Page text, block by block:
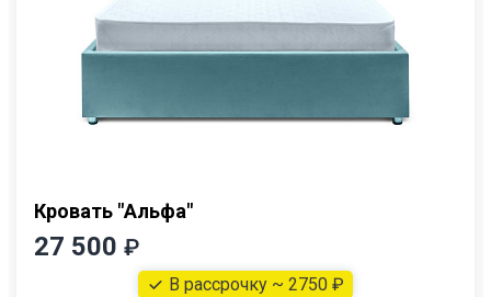
Кровать "Альфа"
27 500 ₽
В рассрочку ~ 2750 ₽